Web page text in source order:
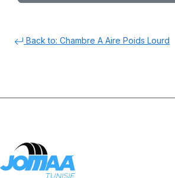
Back to: Chambre A Aire Poids Lourd